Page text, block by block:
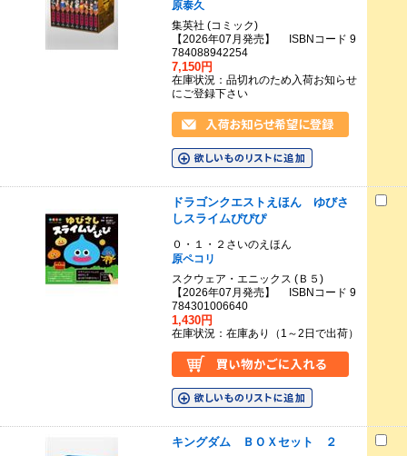
原泰久
集英社 (コミック)
【2026年07月発売】 ISBNコード 9
784088942254
7,150円
在庫状況：品切れのため入荷お知らせ
にご登録下さい
ドラゴンクエストえほん ゆびさ
しスライムぴぴぴ
０・１・２さいのえほん
原ペコリ
スクウェア・エニックス (Ｂ５)
【2026年07月発売】 ISBNコード 9
784301006640
1,430円
在庫状況：在庫あり（1～2日で出荷）
キングダム ＢＯＸセット ２